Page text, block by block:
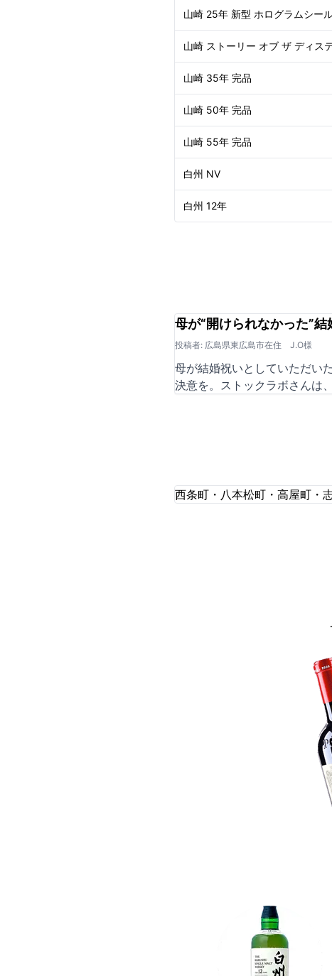
山崎 25年 新型 ホログラムシー
山崎 ストーリー オブ ザ ディス
山崎 35年 完品
山崎 50年 完品
山崎 55年 完品
白州 NV
白州 12年
母が“開けられなかった”
投稿者: 広島県東広島市在住 J.O様
母が結婚祝いとしていただい
決意を。ストックラボさんは
西条町・八本松町・高屋町・